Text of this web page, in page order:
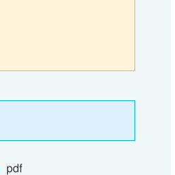
pdf